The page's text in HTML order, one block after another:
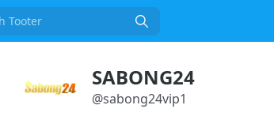
SABONG24
@sabong24vip1